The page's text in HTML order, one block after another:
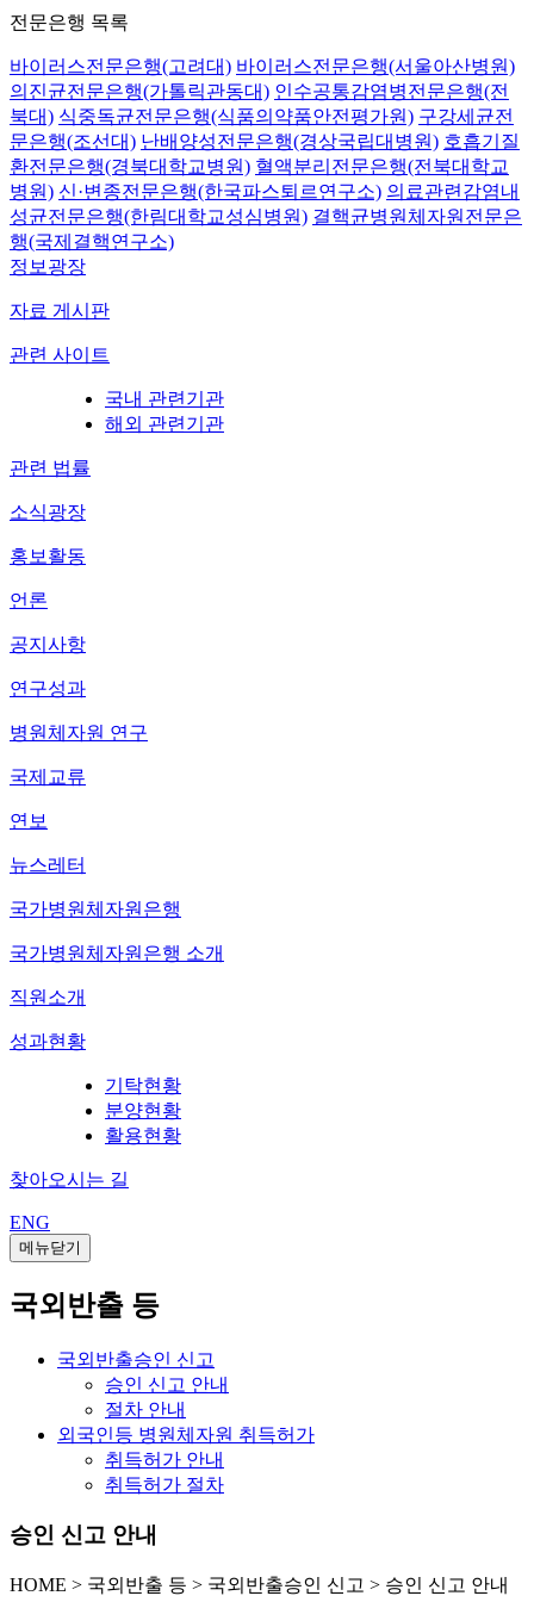
전문은행 목록
바이러스전문은행(고려대) 바이러스전문은행(서울아산병원)
의진균전문은행(가톨릭관동대) 인수공통감염병전문은행(전
북대) 식중독균전문은행(식품의약품안전평가원) 구강세균전
문은행(조선대) 난배양성전문은행(경상국립대병원) 호흡기질
환전문은행(경북대학교병원) 혈액분리전문은행(전북대학교
병원) 신·변종전문은행(한국파스퇴르연구소) 의료관련감염내
성균전문은행(한림대학교성심병원) 결핵균병원체자원전문은
행(국제결핵연구소)
정보광장
자료 게시판
관련 사이트
국내 관련기관
해외 관련기관
관련 법률
소식광장
홍보활동
언론
공지사항
연구성과
병원체자원 연구
국제교류
연보
뉴스레터
국가병원체자원은행
국가병원체자원은행 소개
직원소개
성과현황
기탁현황
분양현황
활용현황
찾아오시는 길
ENG
메뉴닫기
국외반출 등
국외반출승인 신고
승인 신고 안내
절차 안내
외국인등 병원체자원 취득허가
취득허가 안내
취득허가 절차
승인 신고 안내
HOME > 국외반출 등 > 국외반출승인 신고 > 승인 신고 안내